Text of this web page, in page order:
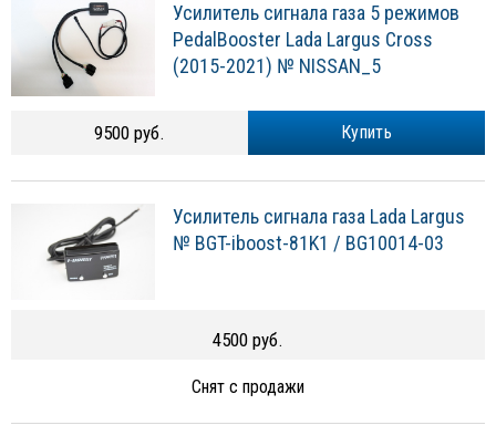
Усилитель сигнала газа 5 режимов
PedalBooster Lada Largus Cross
(2015-2021) № NISSAN_5
Купить
9500 руб.
Усилитель сигнала газа Lada Largus
№ BGT-iboost-81K1 / BG10014-03
4500 руб.
Снят с продажи